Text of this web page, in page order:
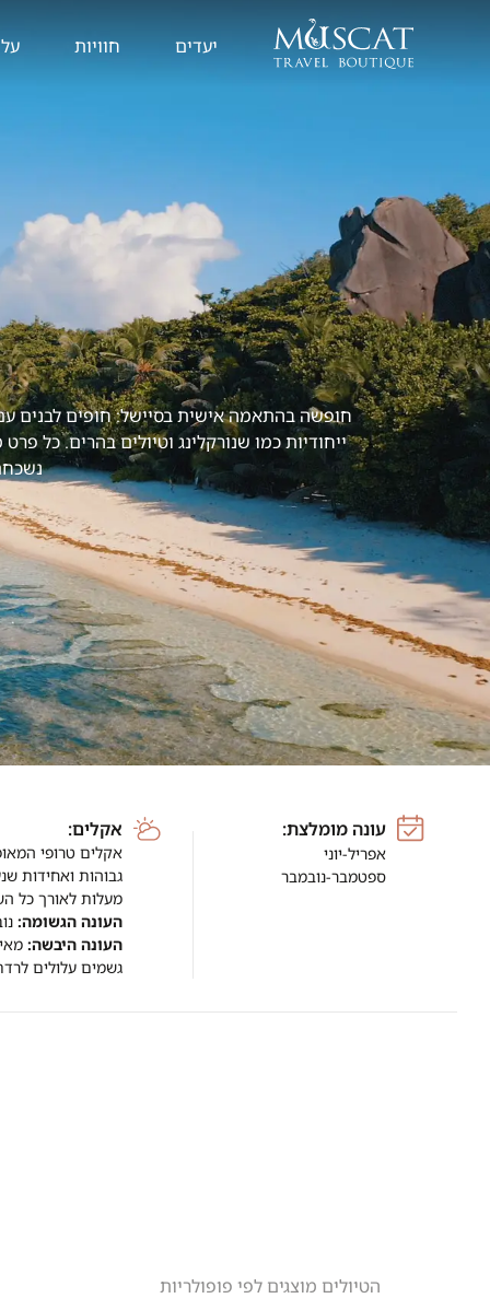
יעדים חוויות
חופשה בהתאמה אישית בסיישל: חופים לבנים עם
ייחודיות כמו שנורקלינג וטיולים בהרים. כל
עונה מומלצת:
אפריל-יוני
ספטמבר-נובמבר
אקלים:
אקלים טרופי
גבוהות ואחידות שנעות
מעלות לאורך כל
העונה הגשומה:
העונה היבשה:
גשמים עלולים
הטיולים מוצגים לפי פופולריות